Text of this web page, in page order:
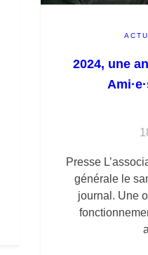
2024, une
Presse
générale le
journal. Une